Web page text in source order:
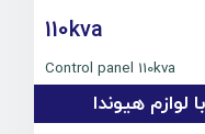
110kva
Control panel 110kva